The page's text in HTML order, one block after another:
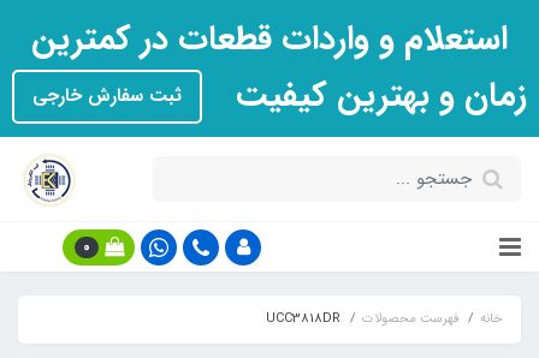
استعلام و واردات قطعات در کمترین
زمان و بهترین کیفیت
ثبت سفارش خارجی
0
خانه فهرست محصولات UCC3818DR